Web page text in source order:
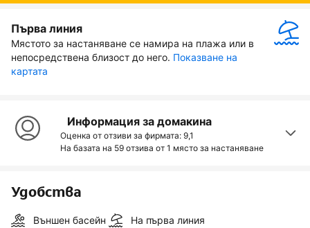
Първа линия
Мястото за настаняване се намира на плажа или в
непосредствена близост до него. Показване на
картата
Информация за домакина
Оценка от отзиви за фирмата: 9,1
На базата на 59 отзива от 1 място за настаняване
Удобства
Външен басейн
На първа линия